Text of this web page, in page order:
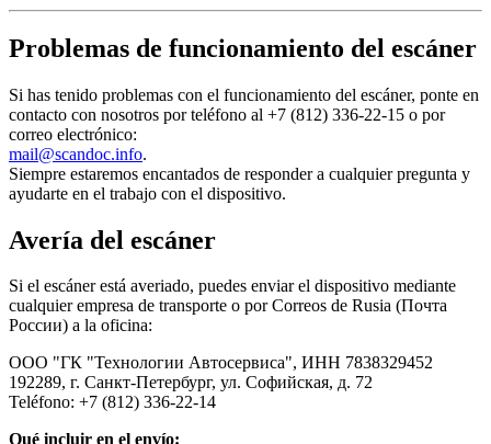
Problemas de funcionamiento del escáner
Si has tenido problemas con el funcionamiento del escáner, ponte en
contacto con nosotros por teléfono al +7 (812) 336-22-15 o por
correo electrónico:
mail@scandoc.info.
Siempre estaremos encantados de responder a cualquier pregunta y
ayudarte en el trabajo con el dispositivo.
Avería del escáner
Si el escáner está averiado, puedes enviar el dispositivo mediante
cualquier empresa de transporte o por Correos de Rusia (Почта
России) a la oficina:
ООО "ГК "Технологии Автосервиса", ИНН 7838329452
192289, г. Санкт-Петербург, ул. Софийская, д. 72
Teléfono: +7 (812) 336-22-14
Qué incluir en el envío: